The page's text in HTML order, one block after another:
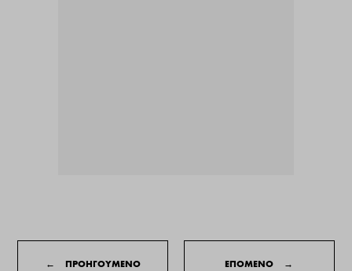
← ΠΡΟΗΓΟΥΜΕΝΟ ΕΠΟΜΕΝΟ →